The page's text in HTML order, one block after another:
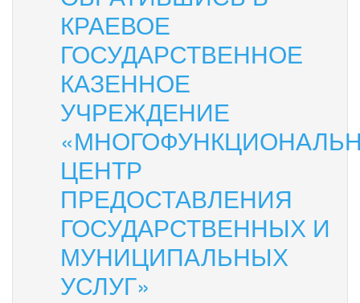
КРАЕВОЕ
ГОСУДАРСТВЕННОЕ
КАЗЕННОЕ
УЧРЕЖДЕНИЕ
ЦЕНТР
ПРЕДОСТАВЛЕНИЯ
ГОСУДАРСТВЕННЫХ И
МУНИЦИПАЛЬНЫХ
УСЛУГ»